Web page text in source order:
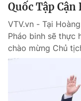
Quốc Tập Cận
VTV.vn - Tại
Pháo binh sẽ thực
chào mừng Chủ